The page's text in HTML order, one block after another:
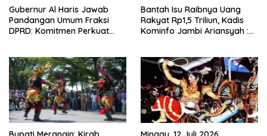
Gubernur Al Haris Jawab
Pandangan Umum Fraksi
DPRD: Komitmen Perkuat
Bantah Isu Raibnya Uang
Rakyat Rp1,5 Triliun, Kadis
Kominfo Jambi Ariansyah :
Sejak 2002